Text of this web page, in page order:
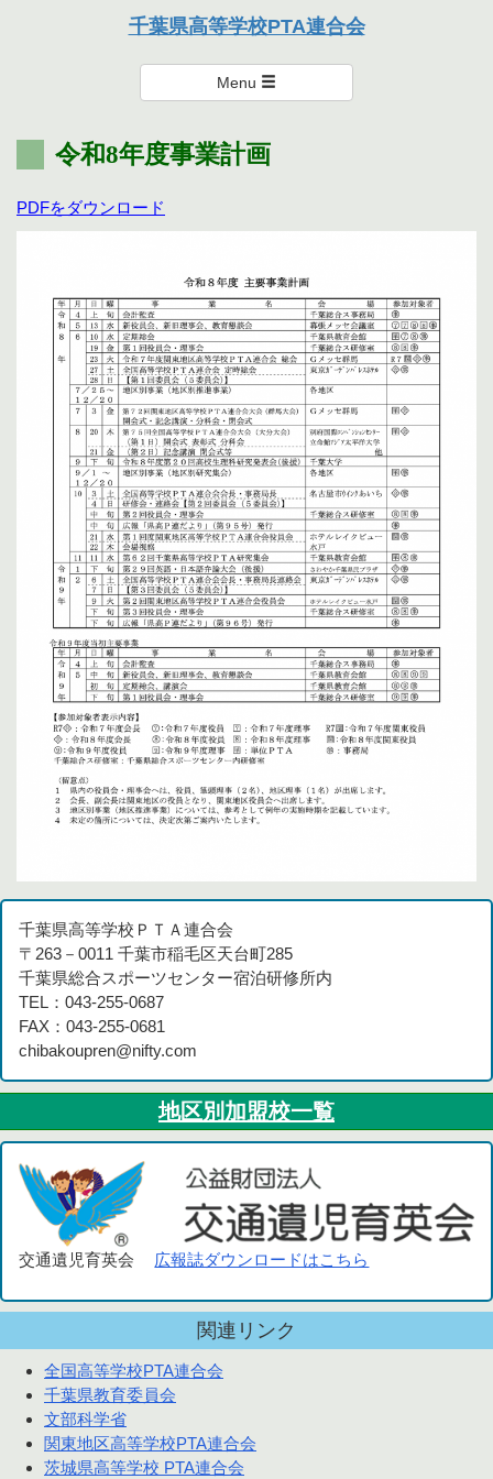
千葉県高等学校PTA連合会
本連合会は、個々を尊重し楽しく支え・励まし合い、達成感のある
す。
千葉県高等学校PTA連合会
Menu
令和8年度事業計画
PDFをダウンロード
千葉県高等学校ＰＴＡ連合会
〒263－0011 千葉市稲毛区天台町285
千葉県総合スポーツセンター宿泊研修所内
TEL：043-255-0687
FAX：043-255-0681
chibakoupren@nifty.com
地区別加盟校一覧
交通遺児育英会 広報誌ダウンロードはこちら
関連リンク
全国高等学校PTA連合会
千葉県教育委員会
文部科学省
関東地区高等学校PTA連合会
茨城県高等学校 PTA連合会